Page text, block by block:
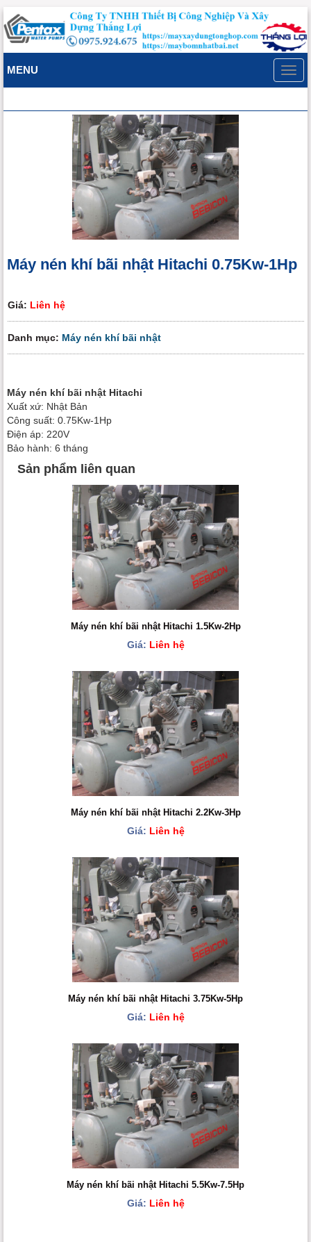
MENU
Máy nén khí bãi nhật Hitachi 0.75Kw-1Hp
Giá: Liên hệ
Danh mục: Máy nén khí bãi nhật
Máy nén khí bãi nhật Hitachi
Xuất xứ: Nhật Bản
Công suất: 0.75Kw-1Hp
Điện áp: 220V
Bảo hành: 6 tháng
Sản phẩm liên quan
Máy nén khí bãi nhật Hitachi 1.5Kw-2Hp
Giá: Liên hệ
Máy nén khí bãi nhật Hitachi 2.2Kw-3Hp
Giá: Liên hệ
Máy nén khí bãi nhật Hitachi 3.75Kw-5Hp
Giá: Liên hệ
Máy nén khí bãi nhật Hitachi 5.5Kw-7.5Hp
Giá: Liên hệ